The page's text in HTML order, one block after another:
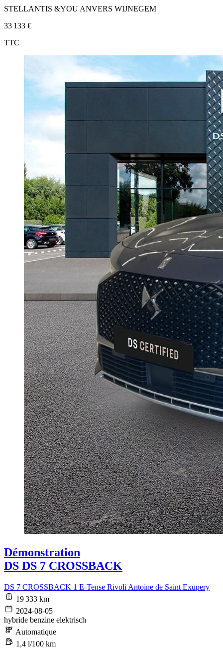
STELLANTIS &YOU ANVERS WIJNEGEM
33 133 €
TTC
Démonstration
DS DS 7 CROSSBACK
DS 7 CROSSBACK 1 E-Tense Rivoli Antoine de Saint Exupery
19 333 km
2024-08-05
hybride benzine elektrisch
Automatique
1,4 l/100 km